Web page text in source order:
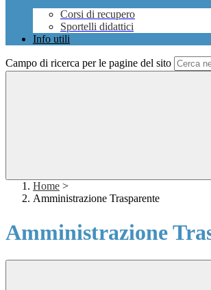
Corsi di recupero
Sportelli didattici
Info utili
Campo di ricerca per le pagine del sito
Home >
Amministrazione Trasparente
Amministrazione